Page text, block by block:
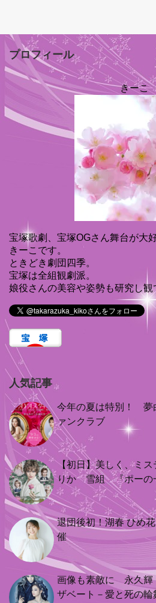
プロフィール
きーこ
宝塚歌劇、宝塚OGさん舞台が大
きーこです。
ときどき劇団四季。
宝塚は全組観劇派。
娘役さんの美容や姿勢も研究し観
人気記事
今年の夏は特別！ 夢
ァンクラブ
【初日】美しく、ミス
りか 雪組 『ポーの
退団後初！湖春 ひめ
催
画像も素敵に 永久
ザベート－愛と死の輪